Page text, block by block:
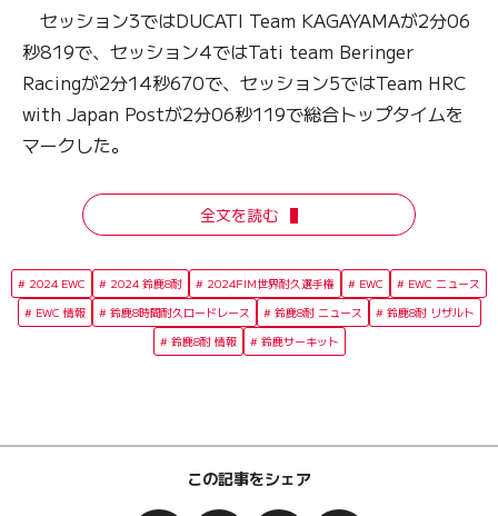
セッション3ではDUCATI Team KAGAYAMAが2分06
秒819で、セッション4ではTati team Beringer
Racingが2分14秒670で、セッション5ではTeam HRC
with Japan Postが2分06秒119で総合トップタイムを
マークした。
全文を読む
2024 EWC 2024 鈴鹿8耐 2024FIM世界耐久選手権 EWC
EWC ニュース
EWC 情報
鈴鹿8時間耐久ロードレース 鈴鹿8耐 ニュース
鈴鹿8耐 リザルト
鈴鹿8耐 情報
鈴鹿サーキット
この記事をシェア